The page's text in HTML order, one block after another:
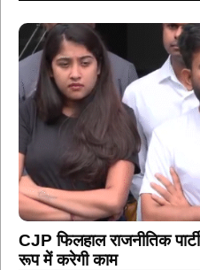
CJP फिलहाल राजनीतिक
रूप में करेगी काम